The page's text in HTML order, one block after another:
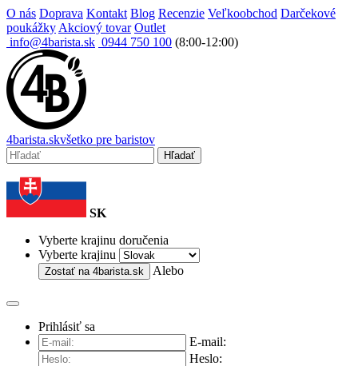
O nás Doprava Kontakt Blog Recenzie Veľkoobchod Darčekové
poukážky Akciový tovar Outlet
info@4barista.sk 0944 750 100 (8:00-12:00)
4barista.skvšetko pre baristov
Hľadať
SK
Vyberte krajinu doručenia
Vyberte krajinu
Zostať na 4barista.sk Alebo
Prihlásiť sa
E-mail:
Heslo: